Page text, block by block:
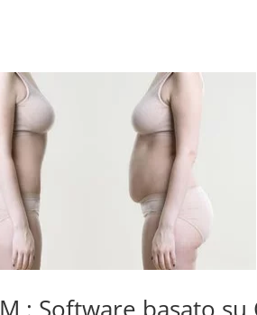
: Software basato su